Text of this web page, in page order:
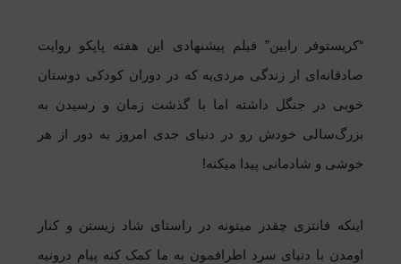
“کریستوفر رابین” فیلم پیشنهادی این هفته پاپکو روایت
صادقانه‌ای از زندگی ‌مردی‌یه که در دوران کودکی دوستان
خوبی در جنگل داشته اما با گذشت زمان و رسیدن به
بزرگ‌سالی خودش رو در دنیای جدی امروز به دور از هر
خوشی و شادمانی پیدا میکنه!
اینکه فانتزی چقدر میتونه در راستای شاد زیستن و کنار
اومدن با دنیای سرد اطرافمون به ما کمک کنه پیام درونیه